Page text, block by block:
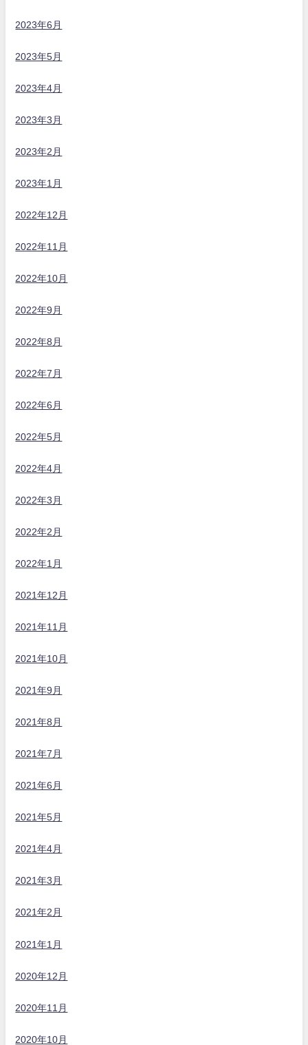
2023年6月
2023年5月
2023年4月
2023年3月
2023年2月
2023年1月
2022年12月
2022年11月
2022年10月
2022年9月
2022年8月
2022年7月
2022年6月
2022年5月
2022年4月
2022年3月
2022年2月
2022年1月
2021年12月
2021年11月
2021年10月
2021年9月
2021年8月
2021年7月
2021年6月
2021年5月
2021年4月
2021年3月
2021年2月
2021年1月
2020年12月
2020年11月
2020年10月